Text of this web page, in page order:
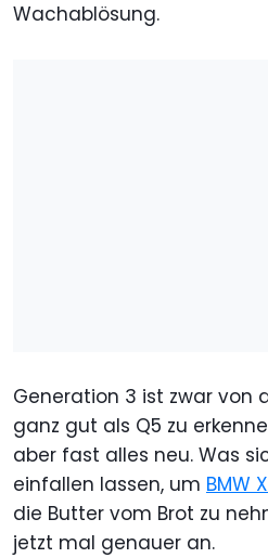
Wachablösung.
Generation 3 ist zwar von
ganz gut als Q5 zu
aber fast alles neu. Was
einfallen lassen, um BMW
die Butter vom Brot zu
jetzt mal genauer an.